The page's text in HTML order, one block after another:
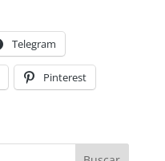
Telegram
Pinterest